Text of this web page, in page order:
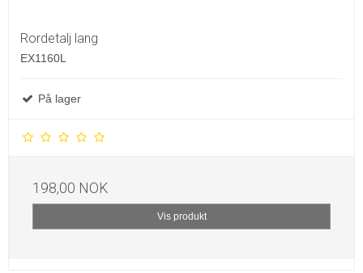
Rordetalj lang
EX1160L
På lager
198,00 NOK
Vis produkt